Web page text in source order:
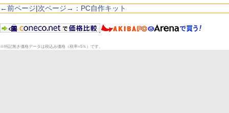
←前ページ|次ページ→：PC自作キット
※特記無き価格データは税込み価格（税率=5％）です。